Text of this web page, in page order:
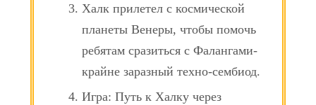
Халк прилетел с космической
планеты Венеры, чтобы помочь
ребятам сразиться с Фалангами-
крайне заразный техно-сембиод.
Игра: Путь к Халку через